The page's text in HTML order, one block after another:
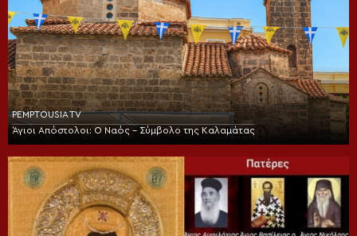
PEMPTOUSIA TV
Άγιοι Απόστολοι: Ο Ναός – Σύμβολο της Καλαμάτας